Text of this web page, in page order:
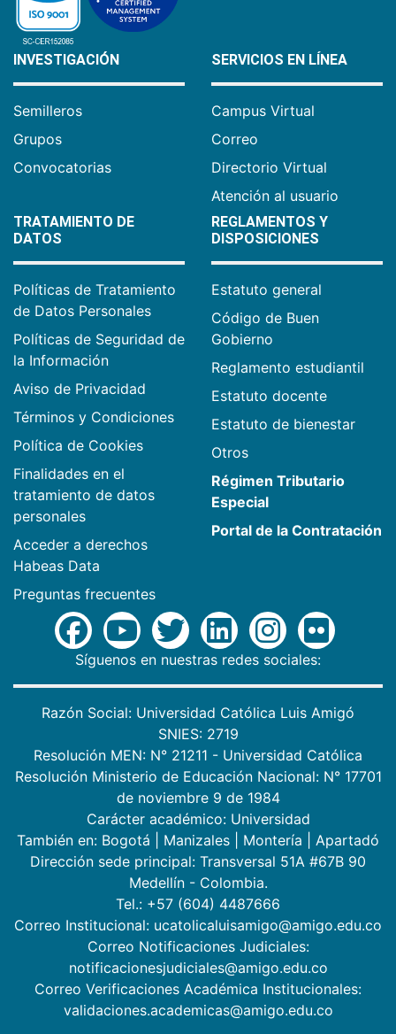
INVESTIGACIÓN
Semilleros
Grupos
Convocatorias
SERVICIOS EN LÍNEA
Campus Virtual
Correo
Directorio Virtual
Atención al usuario
TRATAMIENTO DE
DATOS
Políticas de Tratamiento
de Datos Personales
Políticas de Seguridad de
la Información
Aviso de Privacidad
Términos y Condiciones
Política de Cookies
Finalidades en el
tratamiento de datos
personales
Acceder a derechos
Habeas Data
Preguntas frecuentes
REGLAMENTOS Y
DISPOSICIONES
Estatuto general
Código de Buen
Gobierno
Reglamento estudiantil
Estatuto docente
Estatuto de bienestar
Otros
Régimen Tributario
Especial
Portal de la Contratación
Síguenos en nuestras redes sociales:
Razón Social: Universidad Católica Luis Amigó
SNIES: 2719
Resolución MEN: N° 21211 - Universidad Católica
Resolución Ministerio de Educación Nacional: N° 17701
de noviembre 9 de 1984
Carácter académico: Universidad
También en: Bogotá Manizales Montería
Apartadó
Dirección sede principal: Transversal 51A #67B 90
Medellín - Colombia.
Tel.: +57 (604) 4487666
Correo Institucional: ucatolicaluisamigo@amigo.edu.co
Correo Notificaciones Judiciales:
notificacionesjudiciales@amigo.edu.co
Correo Verificaciones Académica Institucionales:
validaciones.academicas@amigo.edu.co